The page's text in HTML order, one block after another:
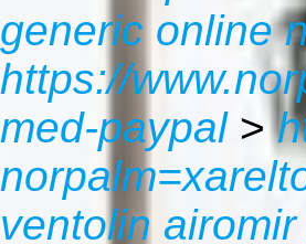
generic online
https://
med-paypal>
ventolin